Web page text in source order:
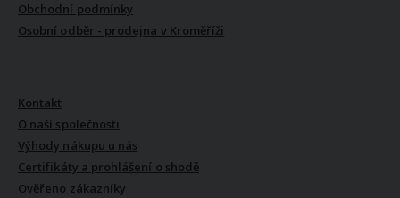
Obchodní podmínky
Osobní odběr - prodejna v Kroměříži
Kontakt
O naší společnosti
Výhody nákupu u nás
Certifikáty a prohlášení o shodě
Ověřeno zákazníky